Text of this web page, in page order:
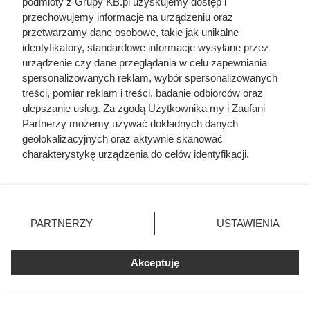
produkcję energii.
Stosując te działania, można wyraźnie wydłużyć żywotność
paneli i utrzymać ich sprawność nawet długo po
zakończeniu gwarancji. Wysoka wydajność to nie tylko
mniejsze straty i niższe koszty, ale też szybszy oraz
większy zwrot z całej inwestycji.
Zamontowali solary kilkanaście lat temu. Dziś
przechowujemy informacje na urządzeniu oraz
przetwarzamy dane osobowe, takie jak unikalne
identyfikatory, standardowe informacje wysyłane przez
urządzenie czy dane przeglądania w celu zapewniania
spersonalizowanych reklam, wybór spersonalizowanych
treści, pomiar reklam i treści, badanie odbiorców oraz
ulepszanie usług. Za zgodą Użytkownika my i Zaufani
Partnerzy możemy używać dokładnych danych
geolokalizacyjnych oraz aktywnie skanować
charakterystykę urządzenia do celów identyfikacji.
zmienić/wycofać klikając przycisk ustawień prywatności
znajdujący się w lewym dolnym rogu strony. Niektóre
użytkownika, ale masz prawo sprzeciwić się takiemu
przetwarzaniu. Preferencje będą miały zastosowania tylko
PARTNERZY USTAWIENIA
Akceptuję